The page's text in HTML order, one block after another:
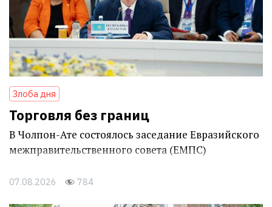
Злоба дня
Торговля без границ
В Чолпон-Ате состоялось заседание Евразийского
межправительственного совета (ЕМПС)
07.08.2026 784